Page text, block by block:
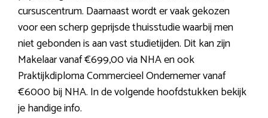
cursuscentrum. Daarnaast wordt er vaak gekozen
voor een scherp geprijsde thuisstudie waarbij men
niet gebonden is aan vast studietijden. Dit kan zijn
Makelaar vanaf €699,00 via NHA en ook
Praktijkdiploma Commercieel Ondernemer vanaf
€6000 bij NHA. In de volgende hoofdstukken bekijk
je handige info.